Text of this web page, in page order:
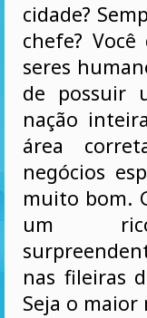
cidade?
chefe?
seres
de possuir
nação
área
negócios
muito bom.
um rico
nas fileiras
Seja o maior